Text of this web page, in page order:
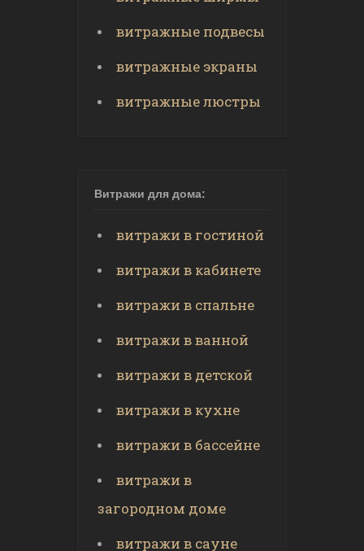
витражные подвесы
витражные экраны
витражные люстры
Витражи для дома:
витражи в гостиной
витражи в кабинете
витражи в спальне
витражи в ванной
витражи в детской
витражи в кухне
витражи в бассейне
витражи в
загородном доме
витражи в сауне